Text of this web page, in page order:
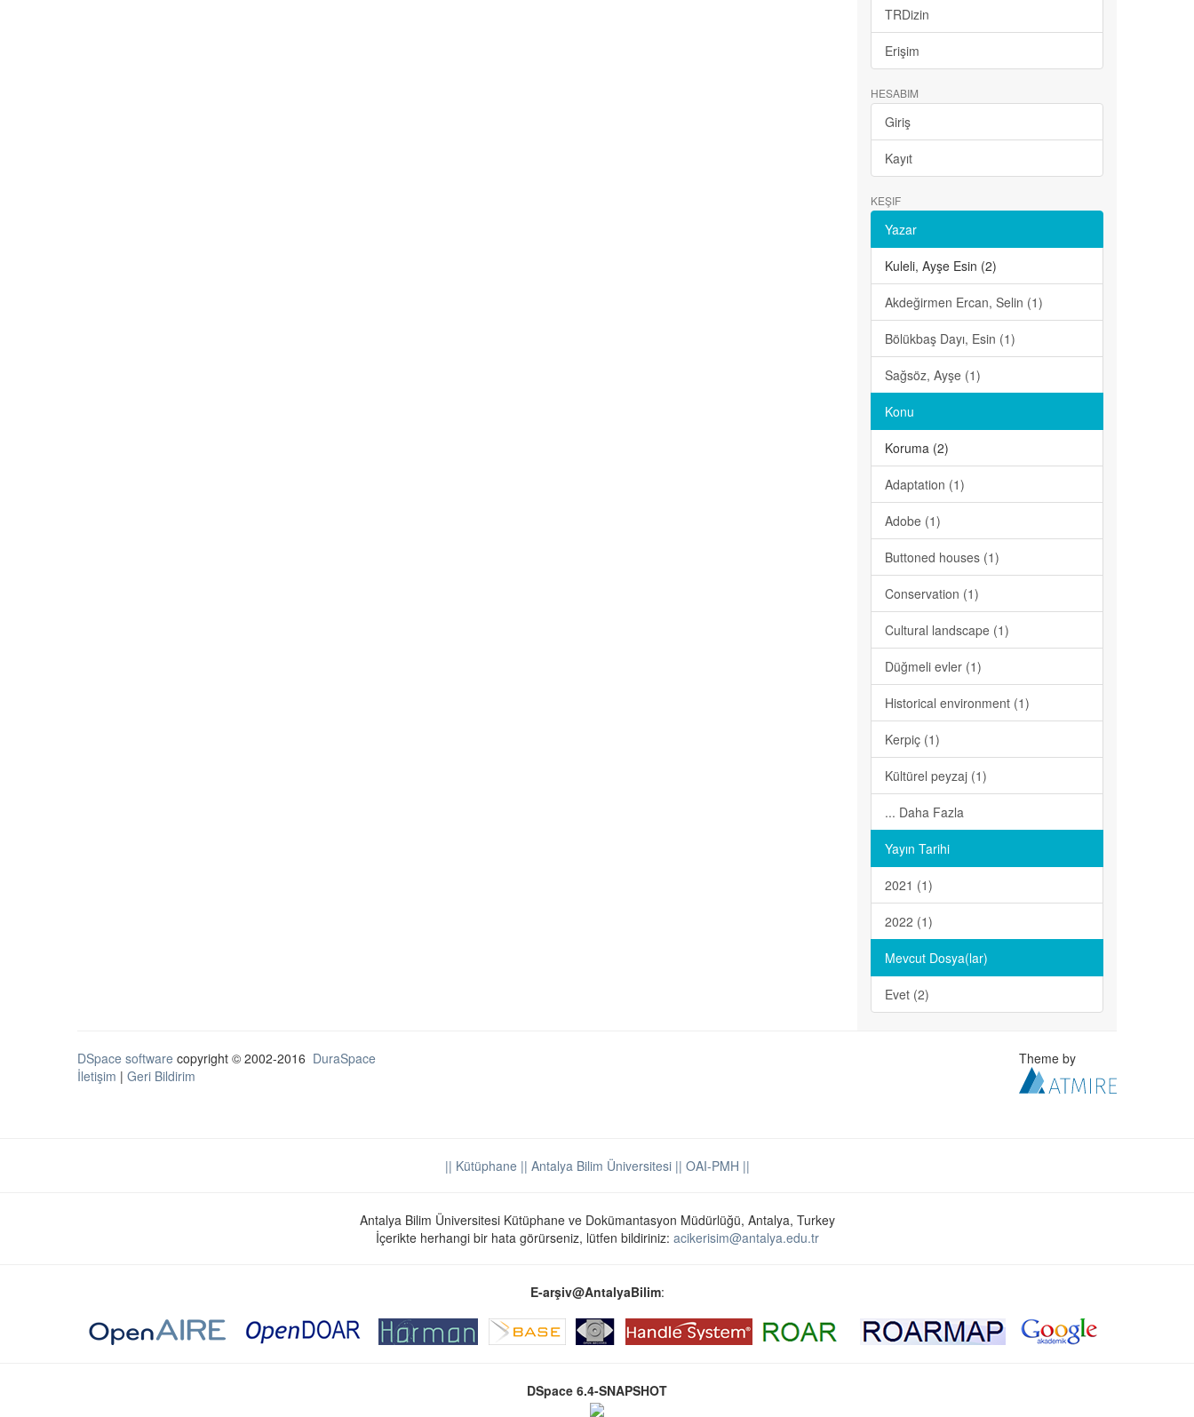
TRDizin
Erişim
HESABIM
Giriş
Kayıt
KEŞIF
Yazar
Kuleli, Ayşe Esin (2)
Akdeğirmen Ercan, Selin (1)
Bölükbaş Dayı, Esin (1)
Sağsöz, Ayşe (1)
Konu
Koruma (2)
Adaptation (1)
Adobe (1)
Buttoned houses (1)
Conservation (1)
Cultural landscape (1)
Düğmeli evler (1)
Historical environment (1)
Kerpiç (1)
Kültürel peyzaj (1)
... Daha Fazla
Yayın Tarihi
2021 (1)
2022 (1)
Mevcut Dosya(lar)
Evet (2)
DSpace software copyright © 2002-2016 DuraSpace
İletişim | Geri Bildirim
Theme by
|| Kütüphane || Antalya Bilim Üniversitesi || OAI-PMH ||
Antalya Bilim Üniversitesi Kütüphane ve Dokümantasyon Müdürlüğü, Antalya, Turkey
İçerikte herhangi bir hata görürseniz, lütfen bildiriniz: acikerisim@antalya.edu.tr
E-arşiv@AntalyaBilim:
DSpace 6.4-SNAPSHOT